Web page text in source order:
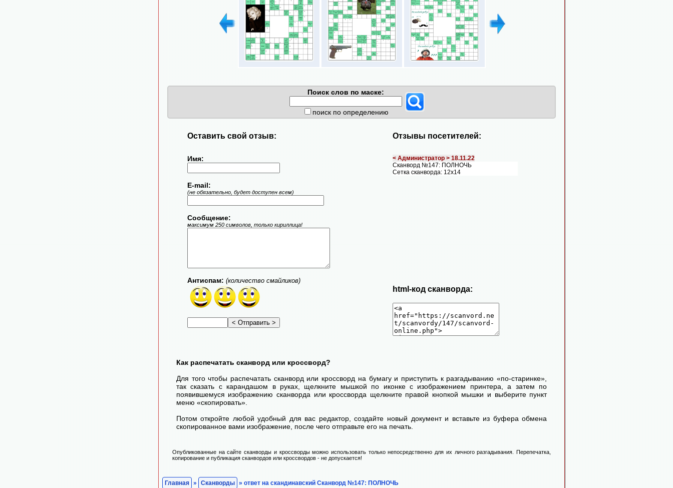
Поиск слов по маске:
поиск по определению
Оставить свой отзыв: Отзывы посетителей:
Имя:
E-mail:
(не обязательно, будет доступен всем)
Сообщение:
максимум 250 символов, только кириллица!
Антиспам: (количество смайликов)
< Администратор > 18.11.22
Сканворд №147: ПОЛНОЧЬ
Сетка сканворда: 12х14
html-код сканворда:
Как распечатать сканворд или кроссворд?
Для того чтобы распечатать сканворд или кроссворд на бумагу и приступить к разгадыванию «по-старинке»,
так сказать с карандашом в руках, щелкните мышкой по иконке с изображением принтера, а затем по
появившемуся изображению сканворда или кроссворда щелкните правой кнопкой мышки и выберите пункт
меню «скопировать».
Потом откройте любой удобный для вас редактор, создайте новый документ и вставьте из буфера обмена
скопированное вами изображение, после чего отправьте его на печать.
Опубликованные на сайте сканворды и кроссворды можно использовать только непосредственно для их личного разгадывания. Перепечатка,
копирование и публикация сканвордов или кроссвордов - не допускается!
Главная » Сканворды » ответ на скандинавский Сканворд №147: ПОЛНОЧЬ